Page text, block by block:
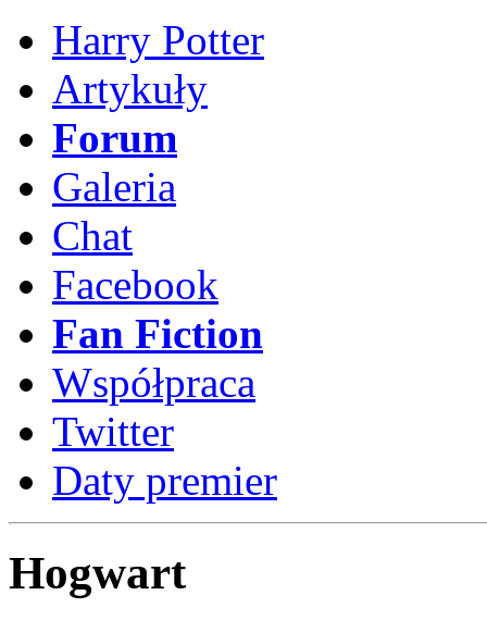
Harry Potter
Artykuły
Forum
Galeria
Chat
Facebook
Fan Fiction
Współpraca
Twitter
Daty premier
Hogwart